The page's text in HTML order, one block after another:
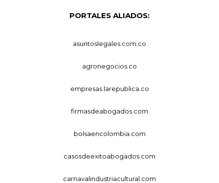
PORTALES ALIADOS:
asuntoslegales.com.co
agronegocios.co
empresas.larepublica.co
firmasdeabogados.com
bolsaencolombia.com
casosdeexitoabogados.com
carnavalindustriacultural.com